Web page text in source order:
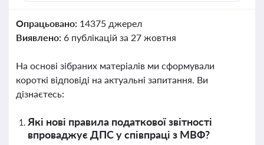
Опрацьовано: 14375 джерел
Виявлено: 6 публікацій за 27 жовтня
На основі зібраних матеріалів ми сформували
короткі відповіді на актуальні запитання. Ви
дізнаєтесь:
Які нові правила податкової звітності
впроваджує ДПС у співпраці з МВФ?